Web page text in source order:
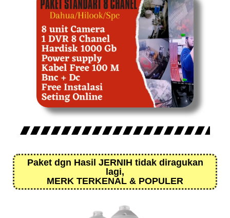
Paket dgn Hasil JERNIH tidak diragukan
lagi,
MERK TERKENAL & POPULER